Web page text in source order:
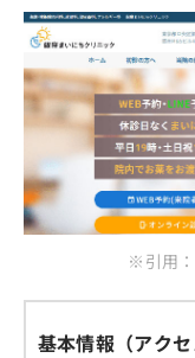
※引用
基本情報（アク